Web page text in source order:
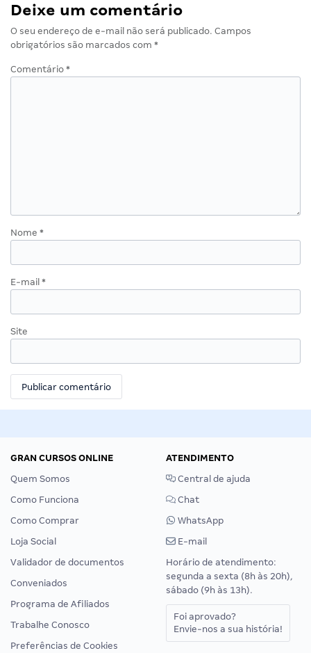
Deixe um comentário
O seu endereço de e-mail não será publicado. Campos
obrigatórios são marcados com *
Comentário *
Nome *
E-mail *
Site
GRAN CURSOS ONLINE
Quem Somos
Como Funciona
Como Comprar
Loja Social
Validador de documentos
Conveniados
Programa de Afiliados
Trabalhe Conosco
Preferências de Cookies
ATENDIMENTO
Central de ajuda
Chat
WhatsApp
E-mail
Horário de atendimento:
segunda a sexta (8h às 20h),
sábado (9h às 13h).
Foi aprovado?
Envie-nos a sua história!